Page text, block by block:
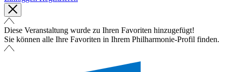
Diese Veranstaltung wurde zu Ihren Favoriten hinzugefügt!
Sie können alle Ihre Favoriten in Ihrem Philharmonie-Profil finden.